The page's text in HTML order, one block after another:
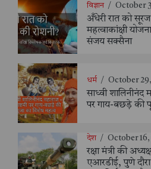
विज्ञान / October
अँधेरी रात को
महत्वाकांक्षी
संजय सक्सैना
धर्म / October
साध्वी शालिनीनंद
पर गाय-बछड़े की
देश / October 16,
रक्षा मंत्री की
एआरडीई, पुणे दौरा